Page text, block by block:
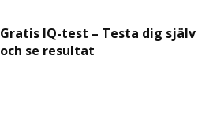
Gratis IQ-test – Testa dig själv
och se resultat